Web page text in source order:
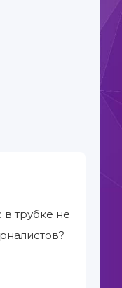
трубке не